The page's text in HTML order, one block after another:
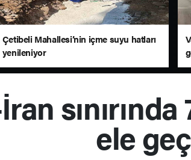
Çetibeli Mahallesi’nin içme suyu hatları
yenileniyor
ele